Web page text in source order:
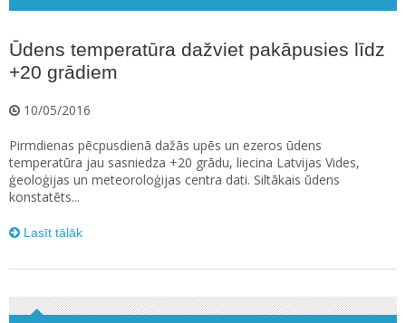
Ūdens temperatūra dažviet pakāpusies līdz
+20 grādiem
10/05/2016
Pirmdienas pēcpusdienā dažās upēs un ezeros ūdens
temperatūra jau sasniedza +20 grādu, liecina Latvijas Vides,
ģeoloģijas un meteoroloģijas centra dati. Siltākais ūdens
konstatēts...
Lasīt tālāk